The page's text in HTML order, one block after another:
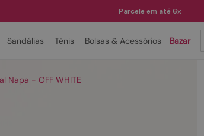
Parcele em até 6x
Sandálias Tênis Bolsas & Acessórios Bazar
Napa - OFF WHITE